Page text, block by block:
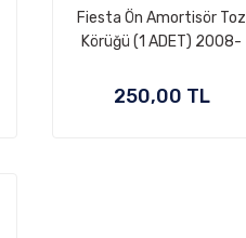
Fiesta Ön Amortisör Toz
Körüğü (1 ADET) 2008-
250,00 TL